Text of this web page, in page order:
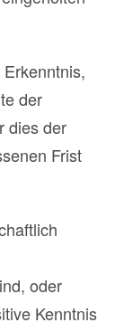
der
dies der
Frist
oder
Kenntnis